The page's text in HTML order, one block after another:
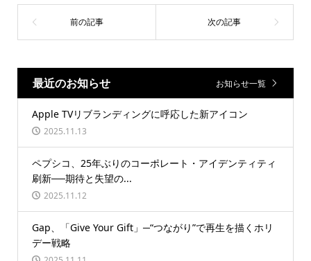
最近のお知らせ お知らせ一覧
Apple TVリブランディングに呼応した新アイコン
2025.11.13
ペプシコ、25年ぶりのコーポレート・アイデンティティ
刷新──期待と失望の...
2025.11.12
Gap、「Give Your Gift」─“つながり”で再生を描くホリ
デー戦略